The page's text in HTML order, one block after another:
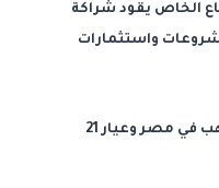
الخاص يقود شراكة
واستثمارات
استقرار أسعار الذهب في مصر وعيار 21